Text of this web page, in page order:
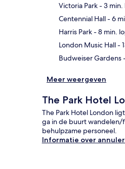
Victoria Park- 3 min.
Centennial Hall- 6
Harris Park- 8 min.
London Music Hall-
Budweiser Gardens
Meer weergeven
The Park Hotel
The Park Hotel London
ga in de buurt wandelen/
behulpzame personeel.
Informatie over